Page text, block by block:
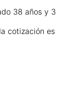
38 años y 3
cotización es